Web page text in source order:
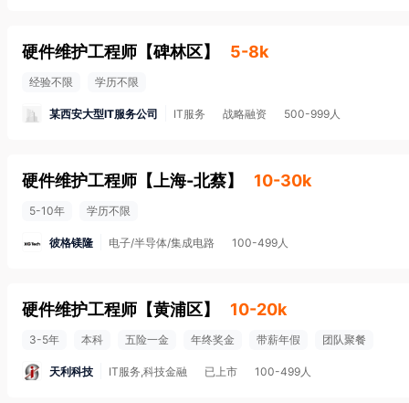
硬件维护工程师 【碑林区】 5-8k
经验不限 学历不限
某西安大型IT服务公司 IT服务 战略融资 500-999人
硬件维护工程师 【 上海-北蔡】 10-30k
5-10年 学历不限
彼格镁隆 电子/半导体/集成电路 100-499人
硬件维护工程师 【黄浦区】 10-20k
3-5年 本科 五险一金 年终奖金 带薪年假 团队聚餐
天利科技 IT服务,科技金融 已上市 100-499人